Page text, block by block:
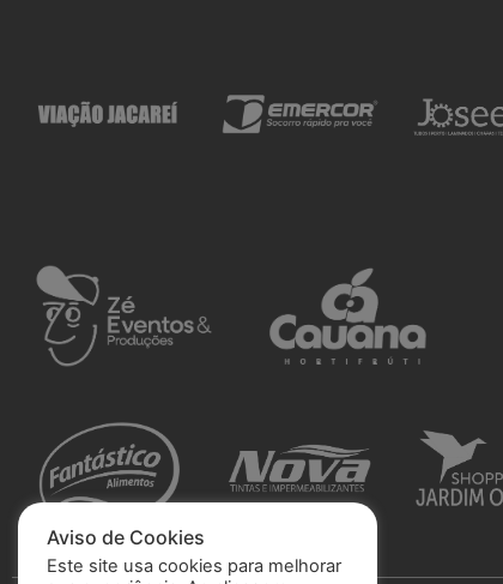
Aviso de Cookies
Este site usa cookies para melhorar